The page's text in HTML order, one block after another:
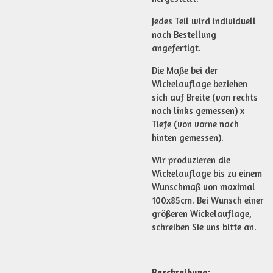
Jedes Teil wird individuell
nach Bestellung
angefertigt.
Die Maße bei der
Wickelauflage beziehen
sich auf Breite (von rechts
nach links gemessen) x
Tiefe (von vorne nach
hinten gemessen).
Wir produzieren die
Wickelauflage bis zu einem
Wunschmaß von maximal
100x85cm. Bei Wunsch einer
größeren Wickelauflage,
schreiben Sie uns bitte an.